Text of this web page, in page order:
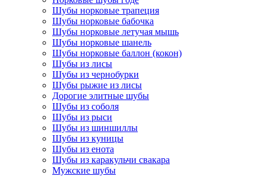
Шубы норковые трапеция
Шубы норковые бабочка
Шубы норковые летучая мышь
Шубы норковые шанель
Шубы норковые баллон (кокон)
Шубы из лисы
Шубы из чернобурки
Шубы рыжие из лисы
Дорогие элитные шубы
Шубы из соболя
Шубы из рыси
Шубы из шиншиллы
Шубы из куницы
Шубы из енота
Шубы из каракульчи свакара
Мужские шубы